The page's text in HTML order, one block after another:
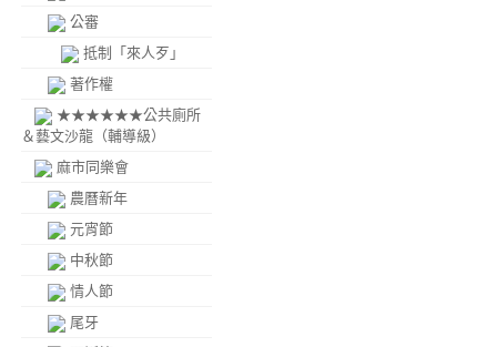
公審
抵制「來人歹」
著作權
★★★★★★公共廁所
＆藝文沙龍（輔導級）
麻市同樂會
農曆新年
元宵節
中秋節
情人節
尾牙